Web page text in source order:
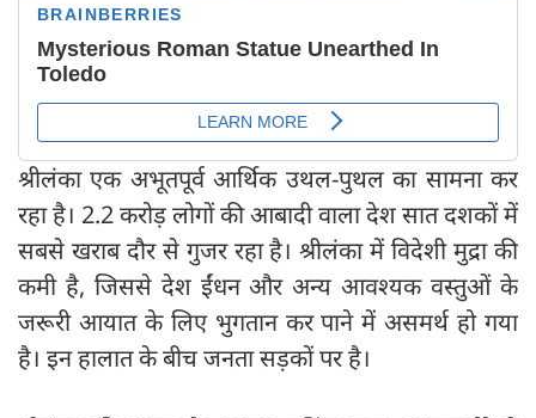
श्रीलंका एक अभूतपूर्व आर्थिक उथल-पुथल का सामना कर
रहा है। 2.2 करोड़ लोगों की आबादी वाला देश सात दशकों में
सबसे खराब दौर से गुजर रहा है। श्रीलंका में विदेशी मुद्रा की
कमी है, जिससे देश ईंधन और अन्य आवश्यक वस्तुओं के
जरूरी आयात के लिए भुगतान कर पाने में असमर्थ हो गया
है। इन हालात के बीच जनता सड़कों पर है।